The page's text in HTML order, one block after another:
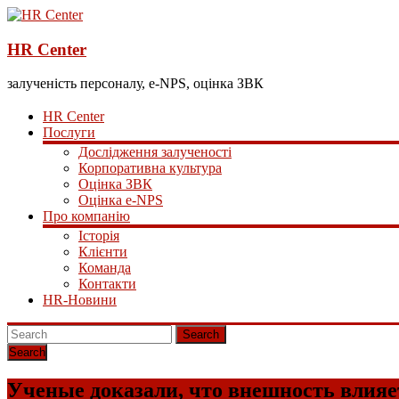
HR Center
залученість персоналу, e-NPS, оцінка ЗВК
HR Center
Послуги
Дослідження залученості
Корпоративна культура
Оцінка ЗВК
Оцінка e-NPS
Про компанію
Історія
Клієнти
Команда
Контакти
HR-Новини
Search
Ученые доказали, что внешность